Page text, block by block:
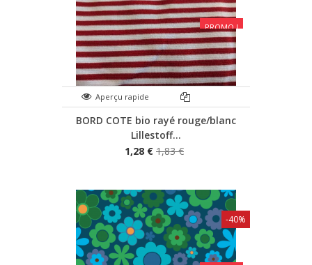
PROMO !
Aperçu rapide
BORD COTE bio rayé rouge/blanc
Lillestoff...
1,28 € 1,83 €
-40%